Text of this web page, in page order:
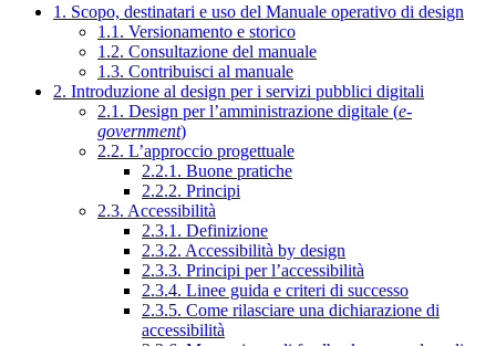
1. Scopo, destinatari e uso del Manuale operativo di design
1.1. Versionamento e storico
1.2. Consultazione del manuale
1.3. Contribuisci al manuale
2. Introduzione al design per i servizi pubblici digitali
2.1. Design per l’amministrazione digitale (e-
government)
2.2. L’approccio progettuale
2.2.1. Buone pratiche
2.2.2. Principi
2.3. Accessibilità
2.3.1. Definizione
2.3.2. Accessibilità by design
2.3.3. Principi per l’accessibilità
2.3.4. Linee guida e criteri di successo
2.3.5. Come rilasciare una dichiarazione di
accessibilità